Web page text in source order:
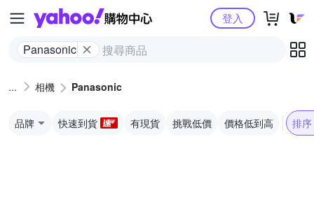
Yahoo購物中心
Panasonic
登入
相機 Panasonic
品牌 快速到貨 有現貨 挑戰低價 價格低到高 排序